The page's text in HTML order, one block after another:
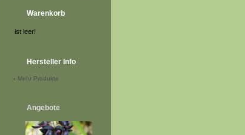
Warenkorb
ist leer!
Hersteller Info
- Mehr Produkte
Angebote